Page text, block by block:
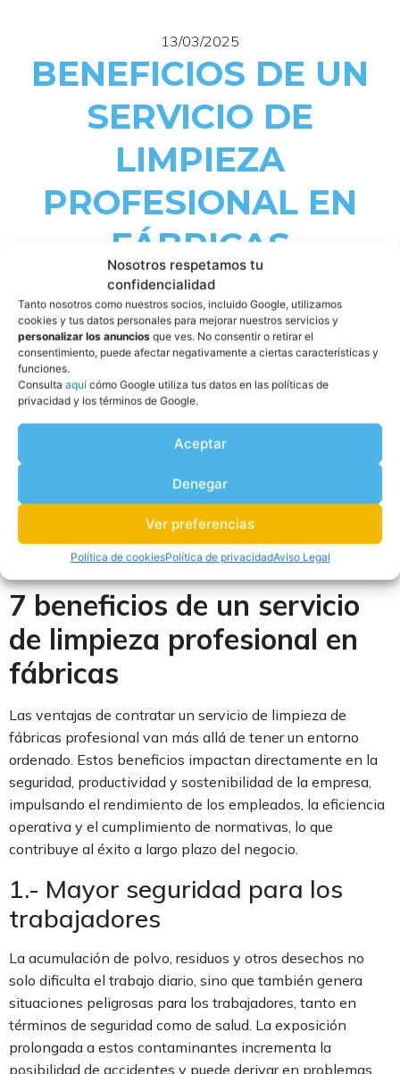
Nosotros respetamos tu
confidencialidad
Tanto nosotros como nuestros socios, incluido Google, utilizamos
cookies y tus datos personales para mejorar nuestros servicios y
personalizar los anuncios que ves. No consentir o retirar el
consentimiento, puede afectar negativamente a ciertas características y
funciones.
Consulta aquí cómo Google utiliza tus datos en las políticas de
privacidad y los términos de Google.
Aceptar
Denegar
Ver preferencias
Política de cookiesPolítica de privacidadAviso Legal
13/03/2025
BENEFICIOS DE UN
SERVICIO DE
LIMPIEZA
PROFESIONAL EN
FÁBRICAS
Lalimpieza de fábricases un factor clave para mantener
un entorno de trabajo seguro y eficiente. En un espacio
industrial donde se maneja maquinaria pesada, sustancias
químicas y altos volúmenes de producción, descuidar la
higiene puede desencadenar graves problemas, desde
Contar con los servicios de una empresa especializada no
solo garantiza un ambiente limpio y ordenado, sino que
también mejora el bienestar del personal y el rendimiento
general de las operaciones. A continuación, te desvelamos
los beneficios clave de esta decisión estratégica.
7 beneficios de un servicio
de limpieza profesional en
fábricas
Las ventajas de contratar un servicio de limpieza de
fábricas profesional van más allá de tener un entorno
ordenado. Estos beneficios impactan directamente en la
seguridad, productividad y sostenibilidad de la empresa,
impulsando el rendimiento de los empleados, la eficiencia
operativa y el cumplimiento de normativas, lo que
contribuye al éxito a largo plazo del negocio.
1.- Mayor seguridad para los
trabajadores
La acumulación de polvo, residuos y otros desechos no
solo dificulta el trabajo diario, sino que también genera
situaciones peligrosas para los trabajadores, tanto en
términos de seguridad como de salud. La exposición
prolongada a estos contaminantes incrementa la
posibilidad de accidentes y puede derivar en problemas